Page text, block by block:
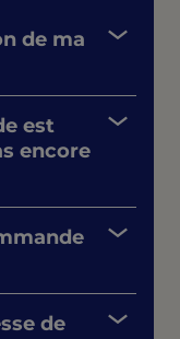
de ma
est
encore
de